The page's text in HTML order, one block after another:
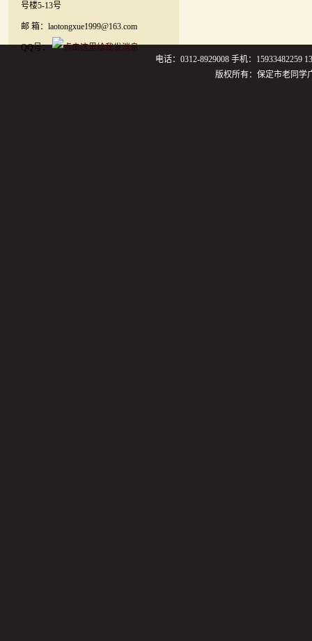
号楼5-13号
邮 箱：laotongxue1999@163.com
QQ号：
电话：0312-8929008 手机：15933482259
版权所有：保定市老同学